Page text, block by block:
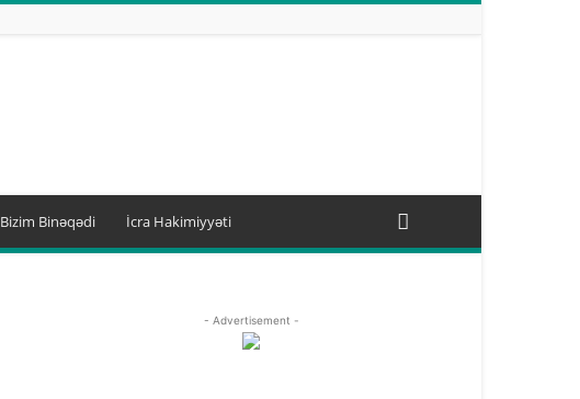
Bizim Binəqədi İcra Hakimiyyəti
- Advertisement -